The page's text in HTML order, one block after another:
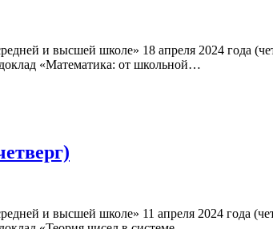
и высшей школе» 18 апреля 2024
«Математика: от школьной…
и высшей школе» 11 апреля 2024